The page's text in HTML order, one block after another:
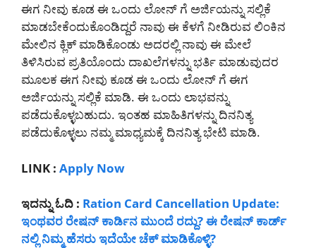
ಈಗ ನೀವು ಕೂಡ ಈ ಒಂದು ಲೋನ್ ಗೆ ಅರ್ಜಿಯನ್ನು ಸಲ್ಲಿಕೆ
ಮಾಡಬೇಕೆಂದುಕೊಂಡಿದ್ದರೆ ನಾವು ಈ ಕೆಳಗೆ ನೀಡಿರುವ ಲಿಂಕಿನ
ಮೇಲಿನ ಕ್ಲಿಕ್ ಮಾಡಿಕೊಂಡು ಅದರಲ್ಲಿ ನಾವು ಈ ಮೇಲೆ
ತಿಳಿಸಿರುವ ಪ್ರತಿಯೊಂದು ದಾಖಲೆಗಳನ್ನು ಭರ್ತಿ ಮಾಡುವುದರ
ಮೂಲಕ ಈಗ ನೀವು ಕೂಡ ಈ ಒಂದು ಲೋನ್ ಗೆ ಈಗ
ಅರ್ಜಿಯನ್ನು ಸಲ್ಲಿಕೆ ಮಾಡಿ. ಈ ಒಂದು ಲಾಭವನ್ನು
ಪಡೆದುಕೊಳ್ಳಬಹುದು. ಇಂತಹ ಮಾಹಿತಿಗಳನ್ನು ದಿನನಿತ್ಯ
ಪಡೆದುಕೊಳ್ಳಲು ನಮ್ಮ ಮಾಧ್ಯಮಕ್ಕೆ ದಿನನಿತ್ಯ ಭೇಟಿ ಮಾಡಿ.
LINK : Apply Now
ಇದನ್ನು ಓದಿ : Ration Card Cancellation Update:
ಇಂಥವರ ರೇಷನ್ ಕಾರ್ಡಿನ ಮುಂದೆ ರದ್ದು? ಈ ರೇಷನ್ ಕಾರ್ಡ್
ನಲ್ಲಿ ನಿಮ್ಮ ಹೆಸರು ಇದೆಯೇ ಚೆಕ್ ಮಾಡಿಕೊಳ್ಳಿ?